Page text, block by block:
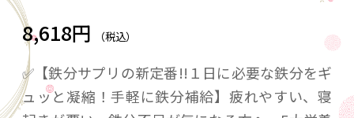
8,618円 （税込）
✅【鉄分サプリの新定番!!１日に必要な鉄分をギ
ュッと凝縮！手軽に鉄分補給】疲れやすい、寝